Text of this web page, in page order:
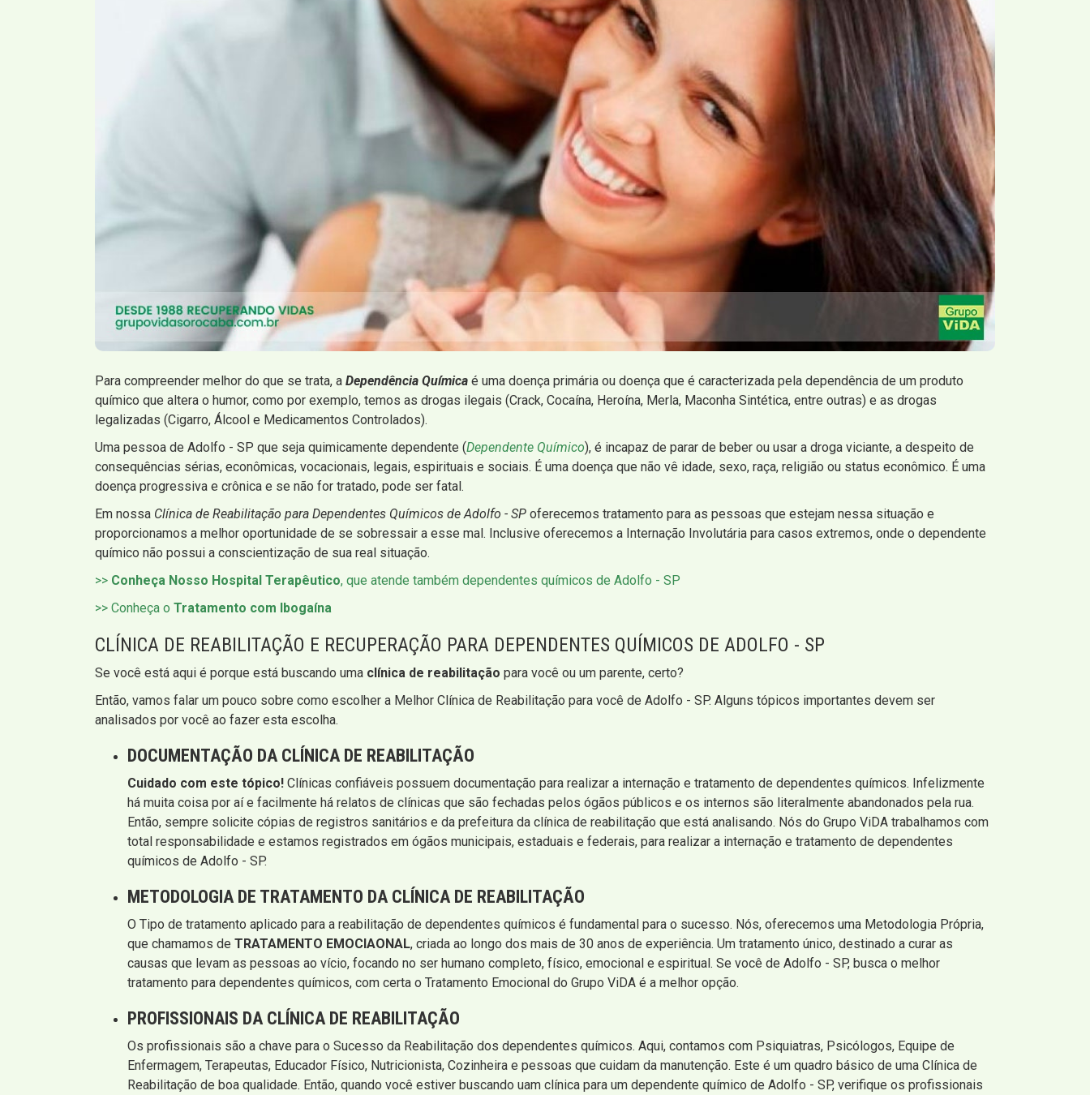
Para compreender melhor do que se trata, a Dependência Química é uma doença primária ou doença que é caracterizada pela dependência de um produto
químico que altera o humor, como por exemplo, temos as drogas ilegais (Crack, Cocaína, Heroína, Merla, Maconha Sintética, entre outras) e as drogas
legalizadas (Cigarro, Álcool e Medicamentos Controlados).
Uma pessoa de Adolfo - SP que seja quimicamente dependente (Dependente Químico), é incapaz de parar de beber ou usar a droga viciante, a despeito de
consequências sérias, econômicas, vocacionais, legais, espirituais e sociais. É uma doença que não vê idade, sexo, raça, religião ou status econômico. É uma
doença progressiva e crônica e se não for tratado, pode ser fatal.
Em nossa Clínica de Reabilitação para Dependentes Químicos de Adolfo - SP oferecemos tratamento para as pessoas que estejam nessa situação e
proporcionamos a melhor oportunidade de se sobressair a esse mal. Inclusive oferecemos a Internação Involutária para casos extremos, onde o dependente
químico não possui a conscientização de sua real situação.
>> Conheça Nosso Hospital Terapêutico, que atende também dependentes químicos de Adolfo - SP
>> Conheça o Tratamento com Ibogaína
CLÍNICA DE REABILITAÇÃO E RECUPERAÇÃO PARA DEPENDENTES QUÍMICOS DE ADOLFO - SP
Se você está aqui é porque está buscando uma clínica de reabilitação para você ou um parente, certo?
Então, vamos falar um pouco sobre como escolher a Melhor Clínica de Reabilitação para você de Adolfo - SP. Alguns tópicos importantes devem ser
analisados por você ao fazer esta escolha.
DOCUMENTAÇÃO DA CLÍNICA DE REABILITAÇÃO
Cuidado com este tópico! Clínicas confiáveis possuem documentação para realizar a internação e tratamento de dependentes químicos. Infelizmente
há muita coisa por aí e facilmente há relatos de clínicas que são fechadas pelos ógãos públicos e os internos são literalmente abandonados pela rua.
Então, sempre solicite cópias de registros sanitários e da prefeitura da clínica de reabilitação que está analisando. Nós do Grupo ViDA trabalhamos com
total responsabilidade e estamos registrados em ógãos municipais, estaduais e federais, para realizar a internação e tratamento de dependentes
químicos de Adolfo - SP.
METODOLOGIA DE TRATAMENTO DA CLÍNICA DE REABILITAÇÃO
O Tipo de tratamento aplicado para a reabilitação de dependentes químicos é fundamental para o sucesso. Nós, oferecemos uma Metodologia Própria,
que chamamos de TRATAMENTO EMOCIAONAL, criada ao longo dos mais de 30 anos de experiência. Um tratamento único, destinado a curar as
causas que levam as pessoas ao vício, focando no ser humano completo, físico, emocional e espiritual. Se você de Adolfo - SP, busca o melhor
tratamento para dependentes químicos, com certa o Tratamento Emocional do Grupo ViDA é a melhor opção.
PROFISSIONAIS DA CLÍNICA DE REABILITAÇÃO
Os profissionais são a chave para o Sucesso da Reabilitação dos dependentes químicos. Aqui, contamos com Psiquiatras, Psicólogos, Equipe de
Enfermagem, Terapeutas, Educador Físico, Nutricionista, Cozinheira e pessoas que cuidam da manutenção. Este é um quadro básico de uma Clínica de
Reabilitação de boa qualidade. Então, quando você estiver buscando uam clínica para um dependente químico de Adolfo - SP, verifique os profissionais